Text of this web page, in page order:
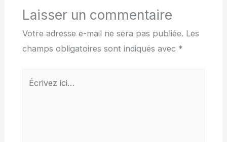
Laisser un commentaire
Votre adresse e-mail ne sera pas publiée. Les
champs obligatoires sont indiqués avec *
Écrivez